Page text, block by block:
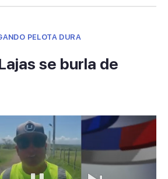
PELOTA DURA
se burla de